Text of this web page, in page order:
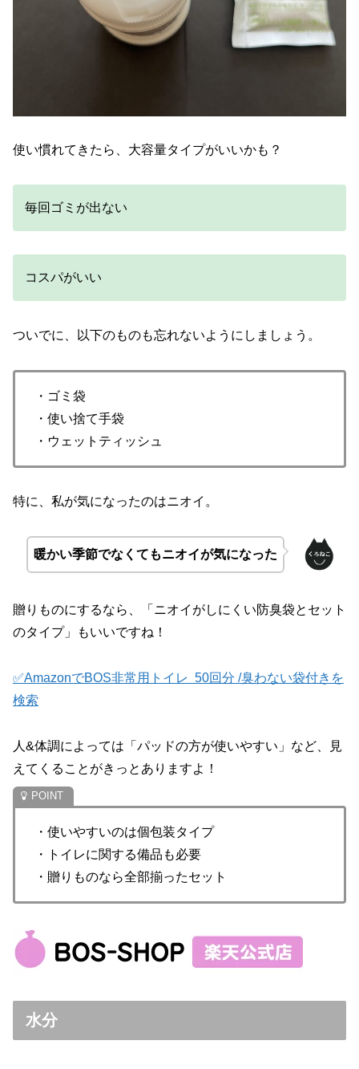
使い慣れてきたら、大容量タイプがいいかも？
毎回ゴミが出ない
コスパがいい
ついでに、以下のものも忘れないようにしましょう。
・ゴミ袋
・使い捨て手袋
・ウェットティッシュ
特に、私が気になったのはニオイ。
暖かい季節でなくてもニオイが気になった
贈りものにするなら、「ニオイがしにくい防臭袋とセット
のタイプ」もいいですね！
✅AmazonでBOS非常用トイレ 50回分 /臭わない袋付きを
検索
人&体調によっては「パッドの方が使いやすい」など、見
えてくることがきっとありますよ！
・使いやすいのは個包装タイプ
・トイレに関する備品も必要
・贈りものなら全部揃ったセット
水分